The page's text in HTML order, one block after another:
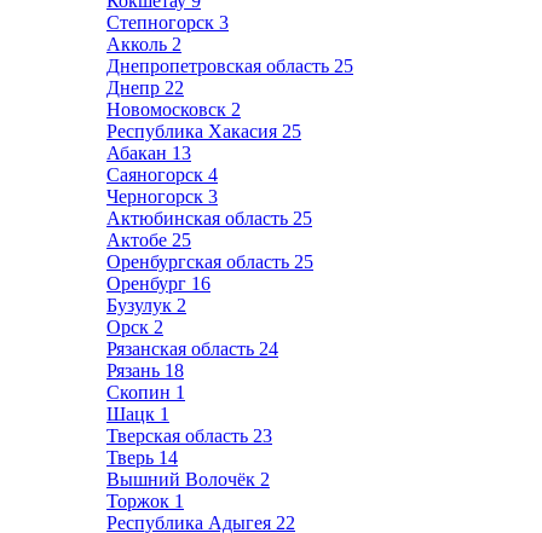
Степногорск 3
Акколь 2
Днепропетровская область 25
Днепр 22
Новомосковск 2
Республика Хакасия 25
Абакан 13
Саяногорск 4
Черногорск 3
Актюбинская область 25
Актобе 25
Оренбургская область 25
Оренбург 16
Бузулук 2
Орск 2
Рязанская область 24
Рязань 18
Скопин 1
Шацк 1
Тверская область 23
Тверь 14
Вышний Волочёк 2
Торжок 1
Республика Адыгея 22